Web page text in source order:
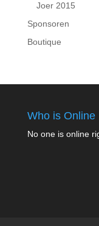
Joer 2015
Sponsoren
Boutique
Who is Online
No one is online